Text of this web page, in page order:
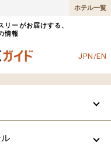
ホテル一覧
リーがお届けする、
情報
JPN/EN